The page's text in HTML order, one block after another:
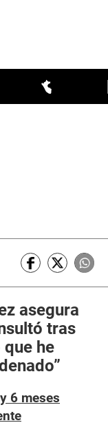
asegura
tras
que he
6 meses